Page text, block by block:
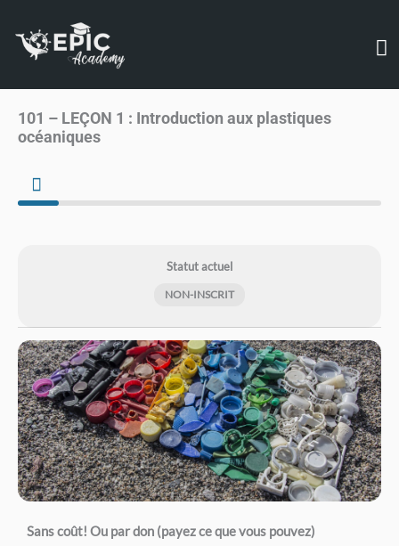
contenu
101 – LEÇON 1 : Introduction aux plastiques
océaniques
Statut actuel
NON-INSCRIT
Sanscoût! Ou par don (payez ce que vous pouvez)